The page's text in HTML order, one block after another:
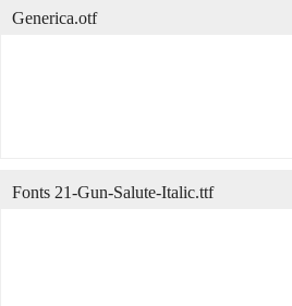
Generica.otf
Fonts 21-Gun-Salute-Italic.ttf